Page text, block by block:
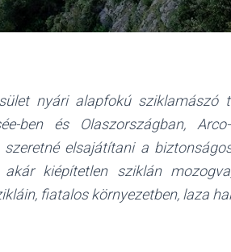
nyári alapfokú sziklamászó
ben és Olaszországban,
elsajátítani a
kiépítetlen sziklán
fiatalos környezetben, laza